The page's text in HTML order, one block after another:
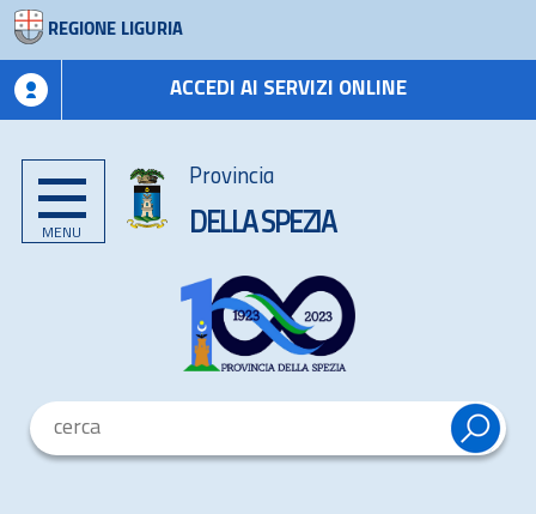
REGIONE LIGURIA
ACCEDI AI SERVIZI ONLINE
MENU
Provincia
DELLA SPEZIA